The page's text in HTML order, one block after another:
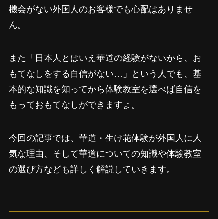
機会がない外国人のお客様でも心配はありませ
ん。
また「日本人とはいえ華道の経験がないから、お
もてなしをする自信がない…」という人でも、基
本的な知識を知ってから体験教室を選べば自信を
もっておもてなしができますよ。
今回の記事では、華道・生け花体験が外国人に人
気な理由、そして華道についての知識や体験教室
の選び方なども詳しく解説していきます。